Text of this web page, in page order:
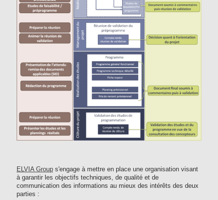
ELVIA Group s'engage à mettre en place une organisation visant
à garantir les objectifs techniques, de qualité et de
communication des informations au mieux des intérêts des deux
parties :